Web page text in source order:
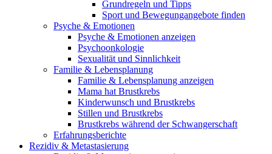
Grundregeln und Tipps
Sport und Bewegungangebote finden
Psyche & Emotionen
Psyche & Emotionen anzeigen
Psychoonkologie
Sexualität und Sinnlichkeit
Familie & Lebensplanung
Familie & Lebensplanung anzeigen
Mama hat Brustkrebs
Kinderwunsch und Brustkrebs
Stillen und Brustkrebs
Brustkrebs während der Schwangerschaft
Erfahrungsberichte
Rezidiv & Metastasierung